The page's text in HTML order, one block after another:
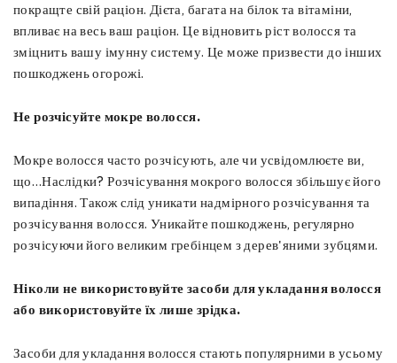
покращте свій раціон. Дієта, багата на білок та вітаміни,
впливає на весь ваш раціон. Це відновить ріст волосся та
зміцнить вашу імунну систему. Це може призвести до інших
пошкоджень огорожі.
Не розчісуйте мокре волосся.
Мокре волосся часто розчісують, але чи усвідомлюєте ви,
що…Наслідки? Розчісування мокрого волосся збільшує його
випадіння. Також слід уникати надмірного розчісування та
розчісування волосся. Уникайте пошкоджень, регулярно
розчісуючи його великим гребінцем з дерев'яними зубцями.
Ніколи не використовуйте засоби для укладання волосся
або використовуйте їх лише зрідка.
Засоби для укладання волосся стають популярними в усьому